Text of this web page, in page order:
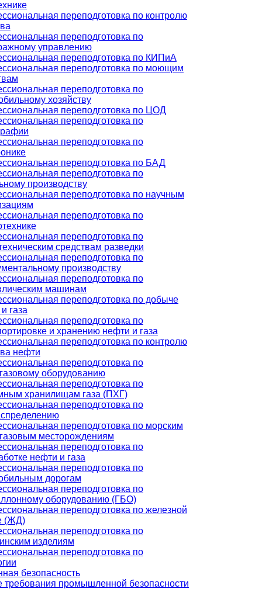
переподготовка по контролю
переподготовка по
управлению
переподготовка по КИПиА
переподготовка по моющим
переподготовка по
хозяйству
переподготовка по ЦОД
переподготовка по
переподготовка по
переподготовка по БАД
переподготовка по
производству
переподготовка по научным
переподготовка по
переподготовка по
средствам разведки
переподготовка по
производству
переподготовка по
машинам
переподготовка по добыче
газа
переподготовка по
и хранению нефти и газа
переподготовка по контролю
нефти
переподготовка по
оборудованию
переподготовка по
хранилищам газа (ПХГ)
переподготовка по
переподготовка по морским
месторождениям
переподготовка по
нефти и газа
переподготовка по
дорогам
переподготовка по
оборудованию (ГБО)
переподготовка по железной
(ЖД)
переподготовка по
изделиям
переподготовка по
безопасность
промышленной безопасности